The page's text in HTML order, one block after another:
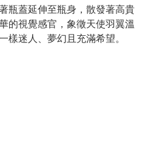
瓶蓋延伸至瓶身，散發著高貴
的視覺感官，象徵天使羽翼溫
樣迷人、夢幻且充滿希望。